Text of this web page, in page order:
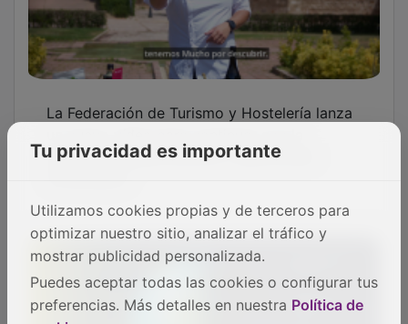
un nuevo vídeo para continuar con la
promoción gastronómica y patrimonial
Guadalajara
Tu privacidad es importante
Utilizamos cookies propias y de terceros para
optimizar nuestro sitio, analizar el tráfico y
mostrar publicidad personalizada.
Puedes aceptar todas las cookies o configurar tus
preferencias. Más detalles en nuestra Política de